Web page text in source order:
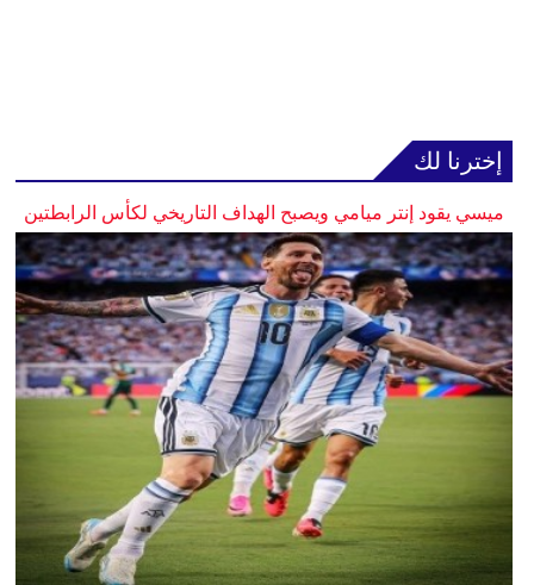
إخترنا لك
ميسي يقود إنتر ميامي ويصبح الهداف التاريخي لكأس الرابطتين